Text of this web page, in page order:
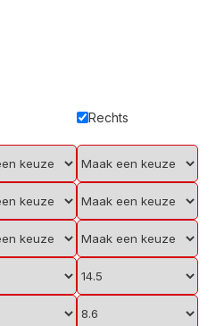
Rechts